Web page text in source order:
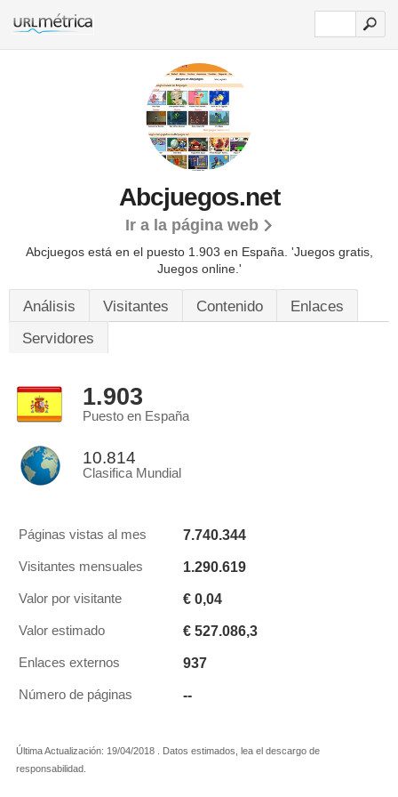
Abcjuegos.net
Ir a la página web
Abcjuegos está en el puesto 1.903 en España. 'Juegos gratis,
Juegos online.'
Análisis Visitantes Contenido
Enlaces
Servidores
1.903
Puesto en España
10.814
Clasifica Mundial
Páginas vistas al mes 7.740.344
Visitantes mensuales 1.290.619
Valor por visitante € 0,04
Valor estimado € 527.086,3
Enlaces externos 937
Número de páginas --
Última Actualización: 19/04/2018 . Datos estimados, lea el descargo de
responsabilidad.